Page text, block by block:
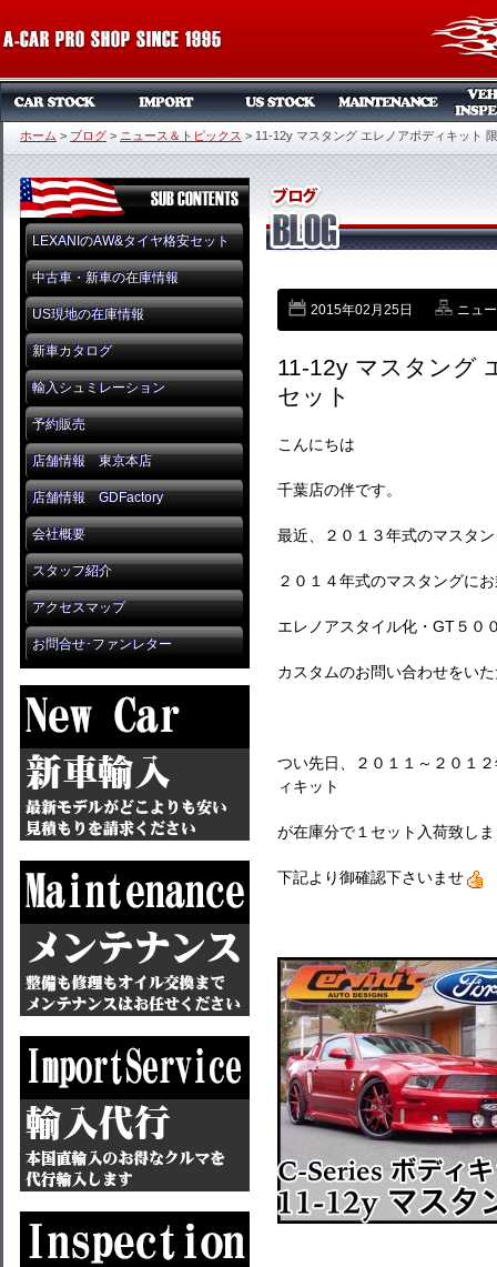
ホーム > ブログ > ニュース＆トピックス > 11-12y マスタング エレノアボディキット
LEXANIのAW&タイヤ格安セット
中古車・新車の在庫情報
US現地の在庫情報
新車カタログ
輸入シュミレーション
予約販売
店舗情報 東京本店
店舗情報 GDFactory
会社概要
スタッフ紹介
アクセスマップ
お問合せ･ファンレター
2015年02月25日 ニュ
11-12y マスタング
セット
こんにちは
千葉店の伴です。
最近、２０１３年式のマスタ
２０１４年式のマスタングに
エレノアスタイル化・GT５０
カスタムのお問い合わせをい
つい先日、２０１１～２０１
ィキット
が在庫分で１セット入荷致し
下記より御確認下さいませ